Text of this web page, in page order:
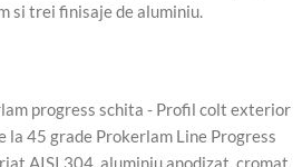
si trei finisaje de aluminiu.